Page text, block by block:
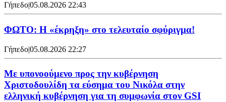
Γήπεδο|05.08.2026 22:43
ΦΩΤΟ: Η «έκρηξη» στο τελευταίο σφύριγμα!
Γήπεδο|05.08.2026 22:27
Με υπονοούμενο προς την κυβέρνηση
Χριστοδουλίδη τα εύσημα του Νικόλα στην
ελληνική κυβέρνηση για τη συμφωνία στον GSI